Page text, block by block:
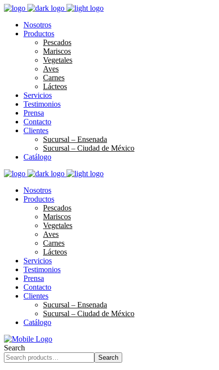
Nosotros
Productos
Pescados
Mariscos
Vegetales
Aves
Carnes
Lácteos
Servicios
Testimonios
Prensa
Contacto
Clientes
Sucursal – Ensenada
Sucursal – Ciudad de México
Catálogo
Nosotros
Productos
Pescados
Mariscos
Vegetales
Aves
Carnes
Lácteos
Servicios
Testimonios
Prensa
Contacto
Clientes
Sucursal – Ensenada
Sucursal – Ciudad de México
Catálogo
Search
Search